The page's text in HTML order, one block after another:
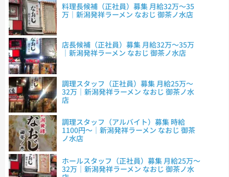
料理長候補（正社員）募集 月給32万～35
万｜新潟発祥ラーメン なおじ 御茶ノ水店
店長候補（正社員）募集 月給32万～35万
｜新潟発祥ラーメン なおじ 御茶ノ水店
調理スタッフ（正社員）募集 月給25万～
32万｜新潟発祥ラーメン なおじ 御茶ノ水
店
調理スタッフ（アルバイト）募集 時給
1100円～｜新潟発祥ラーメン なおじ 御茶
ノ水店
ホールスタッフ（正社員）募集 月給25万～
32万｜新潟発祥ラーメン なおじ 御茶ノ水